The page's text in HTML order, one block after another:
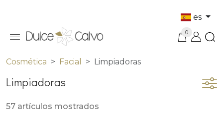
es
0
Cosmética Facial Limpiadoras
Limpiadoras
57 artículos mostrados